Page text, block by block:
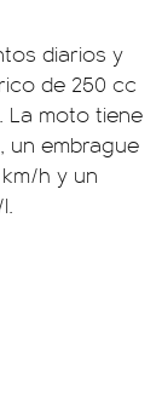
diarios y
de 250 cc
La moto tiene
un embrague
h y un